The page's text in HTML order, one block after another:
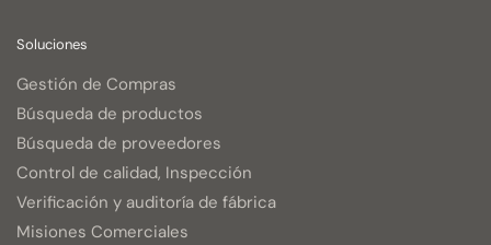
Soluciones
Gestión de Compras
Búsqueda de productos
Búsqueda de proveedores
Control de calidad, Inspección
Verificación y auditoría de fábrica
Misiones Comerciales